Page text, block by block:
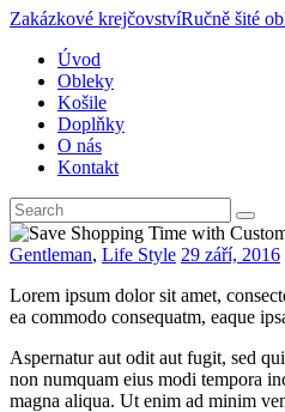
Zakázkové krejčovstvíRučně šité
Úvod
Obleky
Košile
Doplňky
O nás
Kontakt
Gentleman, Life Style 29 září, 2016
Lorem ipsum dolor sit amet,
ea commodo consequatm, eaque
Aspernatur aut odit aut fugit, sed
non numquam eius modi tempora
magna aliqua. Ut enim ad minim